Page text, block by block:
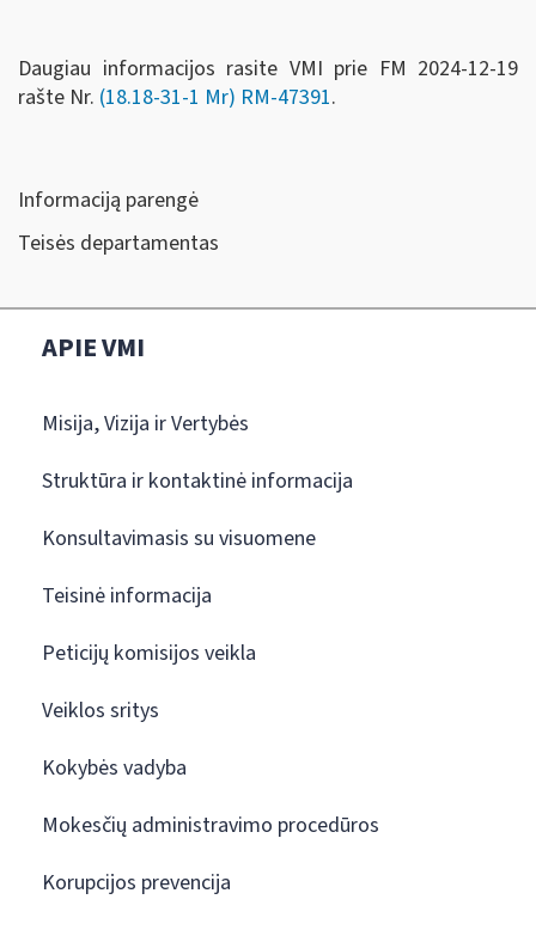
Daugiau informacijos rasite VMI prie FM 2024-12-19
rašte Nr. (18.18-31-1 Mr) RM-47391.
Informaciją parengė
Teisės departamentas
APIE VMI
Misija, Vizija ir Vertybės
Struktūra ir kontaktinė informacija
Konsultavimasis su visuomene
Teisinė informacija
Peticijų komisijos veikla
Veiklos sritys
Kokybės vadyba
Mokesčių administravimo procedūros
Korupcijos prevencija